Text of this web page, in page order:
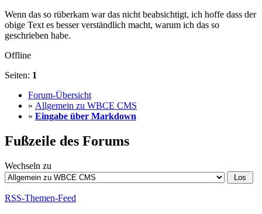
Wenn das so rüberkam war das nicht beabsichtigt, ich hoffe dass der
obige Text es besser verständlich macht, warum ich das so
geschrieben habe.
Offline
Seiten: 1
Forum-Übersicht
» Allgemein zu WBCE CMS
» Eingabe über Markdown
Fußzeile des Forums
Wechseln zu
RSS-Themen-Feed